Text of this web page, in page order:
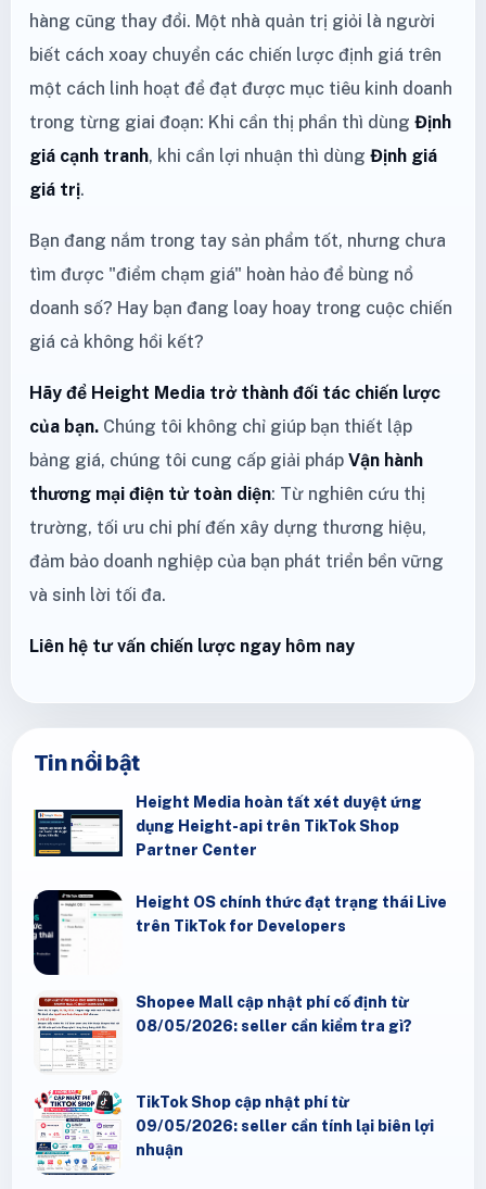
hàng cũng thay đổi. Một nhà quản trị giỏi là người
biết cách xoay chuyển các chiến lược định giá trên
một cách linh hoạt để đạt được mục tiêu kinh doanh
trong từng giai đoạn: Khi cần thị phần thì dùng Định
giá cạnh tranh, khi cần lợi nhuận thì dùng Định giá
giá trị.
Bạn đang nắm trong tay sản phẩm tốt, nhưng chưa
tìm được "điểm chạm giá" hoàn hảo để bùng nổ
doanh số? Hay bạn đang loay hoay trong cuộc chiến
giá cả không hồi kết?
Hãy để Height Media trở thành đối tác chiến lược
của bạn. Chúng tôi không chỉ giúp bạn thiết lập
bảng giá, chúng tôi cung cấp giải pháp Vận hành
thương mại điện tử toàn diện: Từ nghiên cứu thị
trường, tối ưu chi phí đến xây dựng thương hiệu,
đảm bảo doanh nghiệp của bạn phát triển bền vững
và sinh lời tối đa.
Liên hệ tư vấn chiến lược ngay hôm nay
Tin nổi bật
Height Media hoàn tất xét duyệt ứng
dụng Height-api trên TikTok Shop
Partner Center
Height OS chính thức đạt trạng thái Live
trên TikTok for Developers
Shopee Mall cập nhật phí cố định từ
08/05/2026: seller cần kiểm tra gì?
TikTok Shop cập nhật phí từ
09/05/2026: seller cần tính lại biên lợi
nhuận